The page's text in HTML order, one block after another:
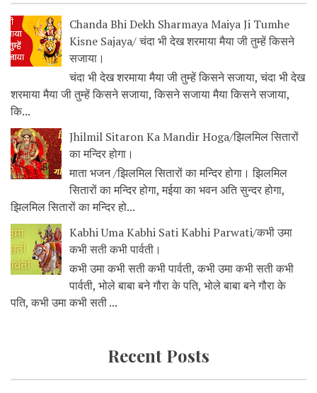
Chanda Bhi Dekh Sharmaya Maiya Ji Tumhe
Kisne Sajaya/ चंदा भी देख शरमाया मैया जी तुम्हें किसने
सजाया।
चंदा भी देख शरमाया मैया जी तुम्हें किसने सजाया, चंदा भी देख
शरमाया मैया जी तुम्हें किसने सजाया, किसने सजाया मैया किसने सजाया,
कि...
Jhilmil Sitaron Ka Mandir Hoga/झिलमिल सितारों
का मन्दिर होगा।
माता भजन /झिलमिल सितारों का मन्दिर होगा। झिलमिल
सितारों का मन्दिर होगा, मईया का भवन अति सुन्दर होगा,
झिलमिल सितारों का मन्दिर हो...
Kabhi Uma Kabhi Sati Kabhi Parwati/कभी उमा
कभी सती कभी पार्वती।
कभी उमा कभी सती कभी पार्वती, कभी उमा कभी सती कभी
पार्वती, भोले बाबा बने गौरा के पति, भोले बाबा बने गौरा के
पति, कभी उमा कभी सती ...
Recent Posts